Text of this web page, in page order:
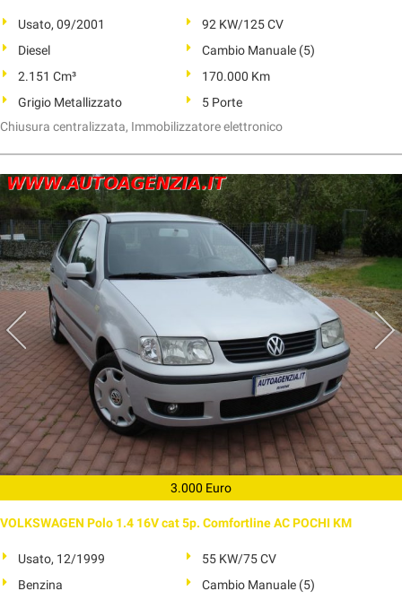
Usato, 09/2001
92 KW/125 CV
Diesel
Cambio Manuale (5)
2.151 Cm³
170.000 Km
Grigio Metallizzato
5 Porte
Chiusura centralizzata, Immobilizzatore elettronico
3.000 Euro
VOLKSWAGEN Polo 1.4 16V cat 5p. Comfortline AC POCHI KM
Usato, 12/1999
55 KW/75 CV
Benzina
Cambio Manuale (5)